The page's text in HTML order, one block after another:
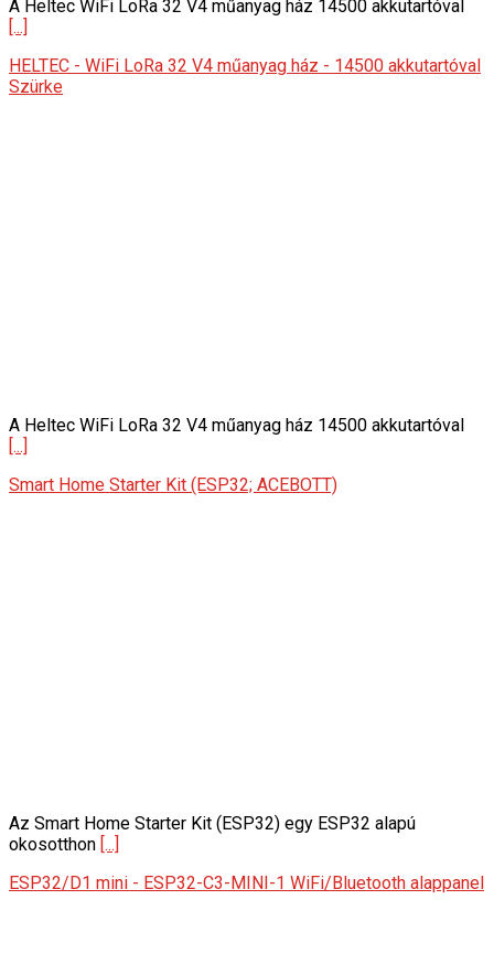
A Heltec WiFi LoRa 32 V4 műanyag ház 14500 akkutartóval
[...]
HELTEC - WiFi LoRa 32 V4 műanyag ház - 14500 akkutartóval
Szürke
A Heltec WiFi LoRa 32 V4 műanyag ház 14500 akkutartóval
[...]
Smart Home Starter Kit (ESP32; ACEBOTT)
Az Smart Home Starter Kit (ESP32) egy ESP32 alapú
okosotthon [...]
ESP32/D1 mini - ESP32-C3-MINI-1 WiFi/Bluetooth alappanel